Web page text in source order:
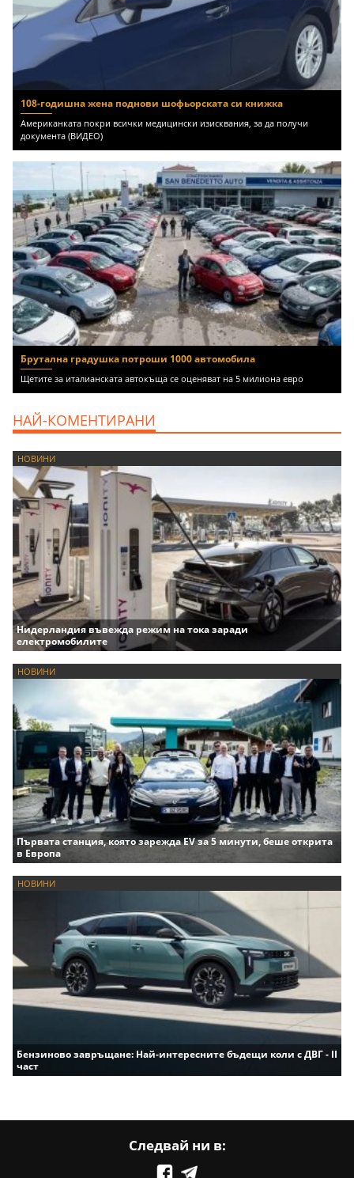
108-годишна жена поднови шофьорската си книжка
Американката покри всички медицински изисквания, за да получи
документа (ВИДЕО)
Брутална градушка потроши 1000 автомобила
Щетите за италианската автокъща се оценяват на 5 милиона евро
НАЙ-КОМЕНТИРАНИ
НОВИНИ
Нидерландия въвежда режим на тока заради
електромобилите
НОВИНИ
Първата станция, която зарежда EV за 5 минути, беше открита
в Европа
НОВИНИ
Бензиново завръщане: Най-интересните бъдещи коли с ДВГ - II
част
Следвай ни в: